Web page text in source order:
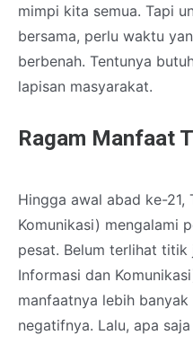
mimpi kita semua. Tapi
bersama, perlu waktu
berbenah. Tentunya
lapisan masyarakat.
Ragam Manfaat
Hingga awal abad ke-21,
Komunikasi) mengalami
pesat. Belum terlihat titik
Informasi dan
manfaatnya lebih
negatifnya. Lalu, apa